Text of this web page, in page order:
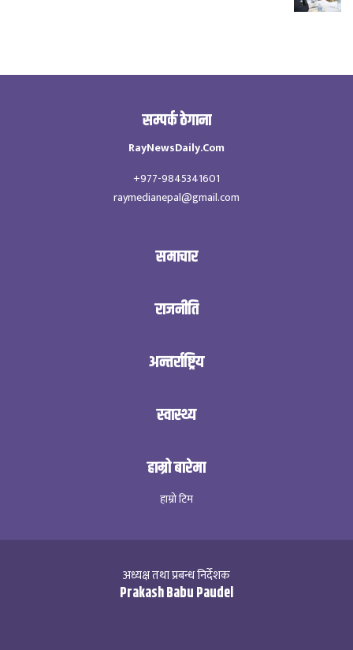
सम्पर्क ठेगाना
RayNewsDaily.Com
+977-9845341601
raymedianepal@gmail.com
समाचार
राजनीति
अन्तर्राष्ट्रिय
स्वास्थ्य
हाम्रो बारेमा
हाम्रो टिम
अध्यक्ष तथा प्रबन्ध निर्देशक
Prakash Babu Paudel